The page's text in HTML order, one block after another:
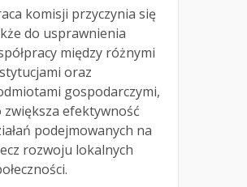
komisji przyczynia się
do usprawnienia
między różnymi
oraz
gospodarczymi,
zwiększa efektywność
podejmowanych na
rozwoju lokalnych